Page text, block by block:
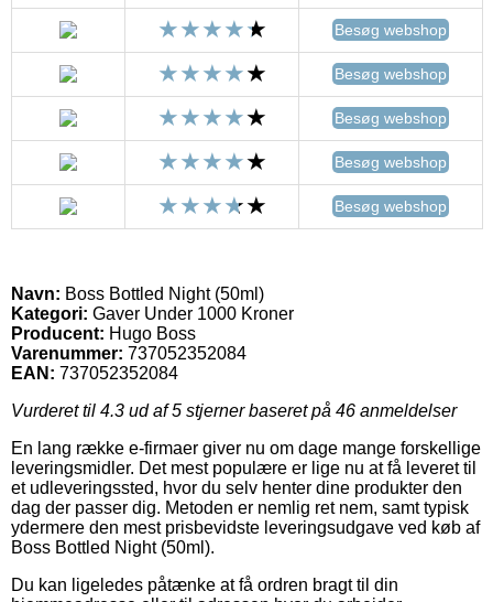
Besøg webshop
Besøg webshop
Besøg webshop
Besøg webshop
Besøg webshop
Navn: Boss Bottled Night (50ml)
Kategori: Gaver Under 1000 Kroner
Producent: Hugo Boss
Varenummer: 737052352084
EAN: 737052352084
Vurderet til 4.3 ud af 5 stjerner baseret på 46 anmeldelser
En lang række e-firmaer giver nu om dage mange forskellige
leveringsmidler. Det mest populære er lige nu at få leveret til
et udleveringssted, hvor du selv henter dine produkter den
dag der passer dig. Metoden er nemlig ret nem, samt typisk
ydermere den mest prisbevidste leveringsudgave ved køb af
Boss Bottled Night (50ml).
Du kan ligeledes påtænke at få ordren bragt til din